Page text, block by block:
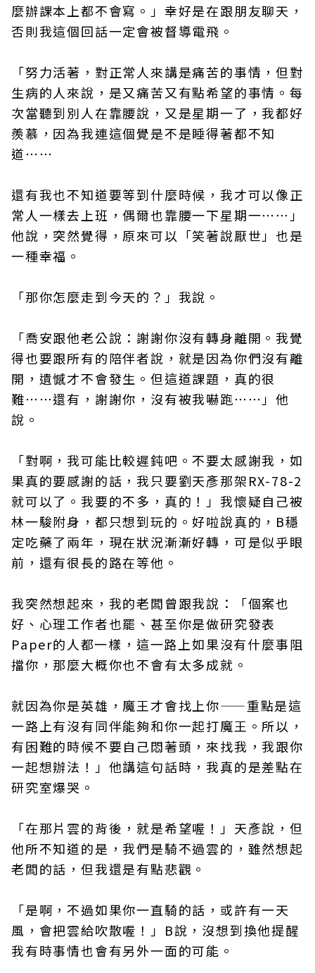
麼辦課本上都不會寫。」幸好是在跟朋友聊天，
否則我這個回話一定會被督導電飛。
「努力活著，對正常人來講是痛苦的事情，但對
生病的人來說，是又痛苦又有點希望的事情。每
次當聽到別人在靠腰說，又是星期一了，我都好
羨慕，因為我連這個覺是不是睡得著都不知
道⋯⋯
還有我也不知道要等到什麼時候，我才可以像正
常人一樣去上班，偶爾也靠腰一下星期一⋯⋯」
他說，突然覺得，原來可以「笑著說厭世」也是
一種幸福。
「那你怎麼走到今天的？」我說。
「喬安跟他老公說：謝謝你沒有轉身離開。我覺
得也要跟所有的陪伴者說，就是因為你們沒有離
開，遺憾才不會發生。但這道課題，真的很
難⋯⋯還有，謝謝你，沒有被我嚇跑⋯⋯」他
說。
「對啊，我可能比較遲鈍吧。不要太感謝我，如
果真的要感謝的話，我只要劉天彥那架RX-78-2
就可以了。我要的不多，真的！」我懷疑自己被
林一駿附身，都只想到玩的。好啦說真的，B穩
定吃藥了兩年，現在狀況漸漸好轉，可是似乎眼
前，還有很長的路在等他。
我突然想起來，我的老闆曾跟我說：「個案也
好、心理工作者也罷、甚至你是做研究發表
Paper的人都一樣，這一路上如果沒有什麼事阻
擋你，那麼大概你也不會有太多成就。
就因為你是英雄，魔王才會找上你——重點是這
一路上有沒有同伴能夠和你一起打魔王。所以，
有困難的時候不要自己悶著頭，來找我，我跟你
一起想辦法！」他講這句話時，我真的是差點在
研究室爆哭。
「在那片雲的背後，就是希望喔！」天彥說，但
他所不知道的是，我們是騎不過雲的，雖然想起
老闆的話，但我還是有點悲觀。
「是啊，不過如果你一直騎的話，或許有一天
風，會把雲給吹散喔！」B說，沒想到換他提醒
我有時事情也會有另外一面的可能。